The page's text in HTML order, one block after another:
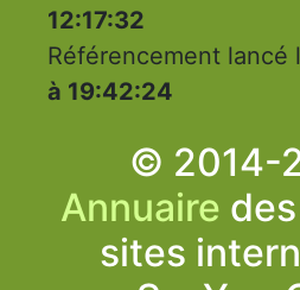
12:17:32
Référencement lancé
à 19:42:24
© 2014-
Annuaire
sites